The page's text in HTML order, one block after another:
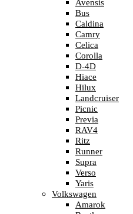
Avensis
Bus
Caldina
Camry
Celica
Corolla
D-4D
Hiace
Hilux
Landcruiser
Picnic
Previa
RAV4
Ritz
Runner
Supra
Verso
Yaris
Volkswagen
Amarok